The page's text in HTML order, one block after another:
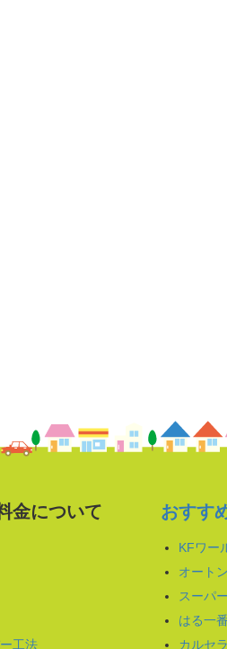
金について
工法
おすす
KFワー
オート
スーパ
はる一
カルセ